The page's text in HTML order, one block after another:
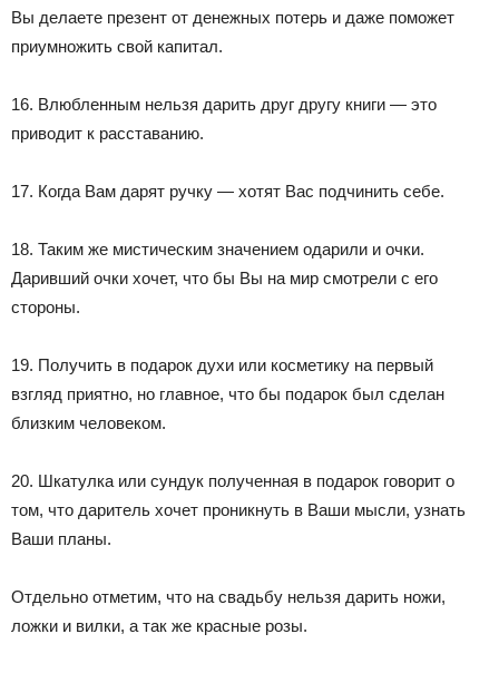
Вы делаете презент от денежных потерь и даже поможет
приумножить свой капитал.
16. Влюбленным нельзя дарить друг другу книги — это
приводит к расставанию.
17. Когда Вам дарят ручку — хотят Вас подчинить себе.
18. Таким же мистическим значением одарили и очки.
Даривший очки хочет, что бы Вы на мир смотрели с его
стороны.
19. Получить в подарок духи или косметику на первый
взгляд приятно, но главное, что бы подарок был сделан
близким человеком.
20. Шкатулка или сундук полученная в подарок говорит о
том, что даритель хочет проникнуть в Ваши мысли, узнать
Ваши планы.
Отдельно отметим, что на свадьбу нельзя дарить ножи,
ложки и вилки, а так же красные розы.